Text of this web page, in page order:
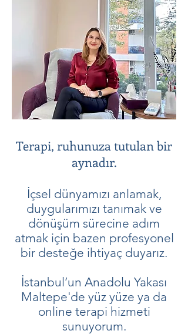
Terapi, ruhunuza tutulan bir
aynadır.
İçsel dünyamızı anlamak,
duygularımızı tanımak ve
dönüşüm sürecine adım
atmak için bazen profesyonel
bir desteğe ihtiyaç duyarız.
İstanbul’un Anadolu Yakası
Maltepe'de yüz yüze ya da
online terapi hizmeti
sunuyorum.